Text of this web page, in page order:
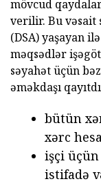
mövcud
verilir. Bu vəsait
(DSA) yaşayan
məqsədlər
səyahət üçün
əməkdaşı
bütün
xərc
işçi
istifadə